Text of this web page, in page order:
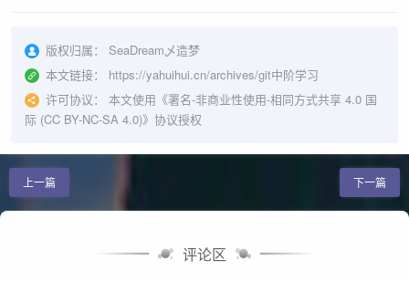
版权归属：
SeaDream乄造梦
本文链接：
https://yahuihui.cn/archives/git中阶学习
许可协议：
本文使用《署名-非商业性使用-相同方式共享 4.0 国
际 (CC BY-NC-SA 4.0)》协议授权
上一篇 下一篇
评论区